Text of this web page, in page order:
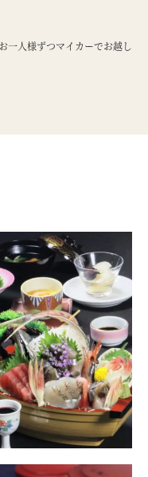
一人様ずつマイカーでお越し